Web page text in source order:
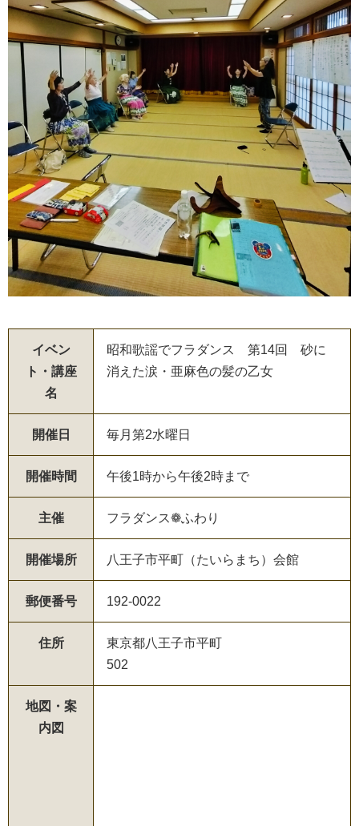
イベン
ト・講座
名
昭和歌謡でフラダンス 第14回 砂に
消えた涙・亜麻色の髪の乙女
開催日 毎月第2水曜日
開催時間 午後1時から午後2時まで
主催 フラダンス❁ふわり
開催場所 八王子市平町（たいらまち）会館
郵便番号 192-0022
住所
東京都八王子市平町
502
地図・案
内図